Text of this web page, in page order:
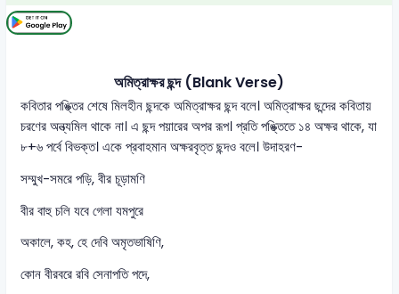
অমিত্রাক্ষর ছন্দ (Blank Verse)
কবিতার পঙ্ক্তির শেষে মিলহীন ছন্দকে অমিত্রাক্ষর ছন্দ বলে। অমিত্রাক্ষর ছন্দের কবিতায়
চরণের অন্ত্যমিল থাকে না। এ ছন্দ পয়ারের অপর রূপ। প্রতি পঙ্ক্তিতে ১৪ অক্ষর থাকে, যা
৮+৬ পর্বে বিভক্ত। একে প্রবাহমান অক্ষরবৃত্ত ছন্দও বলে। উদাহরণ-
সম্মুখ-সমরে পড়ি, বীর চূড়ামণি
বীর বাহু চলি যবে গেলা যমপুরে
অকালে, কহ, হে দেবি অমৃতভাষিণি,
কোন বীরবরে রবি সেনাপতি পদে,